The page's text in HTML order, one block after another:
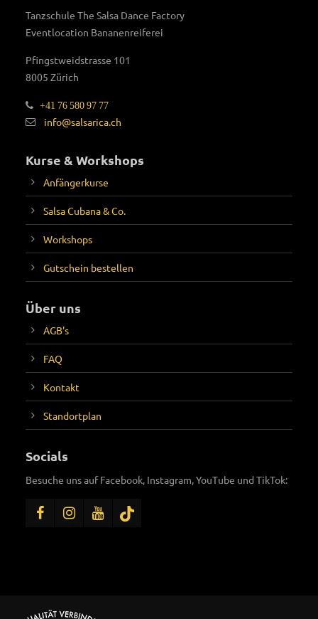
Tanzschule The Salsa Dance Factory
Eventlocation Bananenreiferei
Pfingstweidstrasse 101
8005 Zürich
+41 76 580 97 77
info@salsarica.ch
Kurse & Workshops
Anfängerkurse
Salsa Cubana & Co.
Workshops
Gutschein bestellen
Über uns
AGB's
FAQ
Kontakt
Standortplan
Socials
Besuche uns auf Facebook, Instagram, YouTube und TikTok: